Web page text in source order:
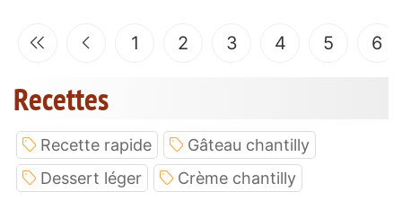
1 2 3 4 5 6
Recettes
Recette rapide
Gâteau chantilly
Dessert léger
Crème chantilly